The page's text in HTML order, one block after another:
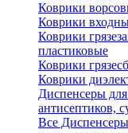
Коврики
Коврики
Коврики
пластиковые
Коврики
Коврики
Диспенсеры
антисептиков,
Все